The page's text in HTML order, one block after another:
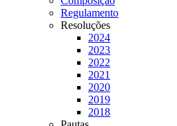
Regulamento
Resoluções
2024
2023
2022
2021
2020
2019
2018